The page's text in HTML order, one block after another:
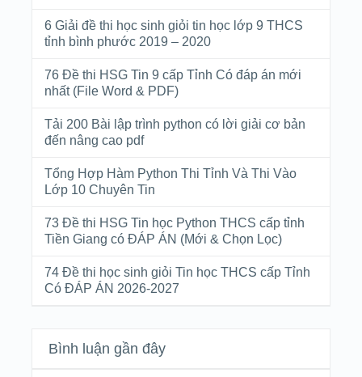
6 Giải đề thi học sinh giỏi tin học lớp 9 THCS
tỉnh bình phước 2019 – 2020
76 Đề thi HSG Tin 9 cấp Tỉnh Có đáp án mới
nhất (File Word & PDF)
Tải 200 Bài lập trình python có lời giải cơ bản
đến nâng cao pdf
Tổng Hợp Hàm Python Thi Tỉnh Và Thi Vào
Lớp 10 Chuyên Tin
73 Đề thi HSG Tin học Python THCS cấp tỉnh
Tiền Giang có ĐÁP ÁN (Mới & Chọn Lọc)
74 Đề thi học sinh giỏi Tin học THCS cấp Tỉnh
Có ĐÁP ÁN 2026-2027
Bình luận gần đây